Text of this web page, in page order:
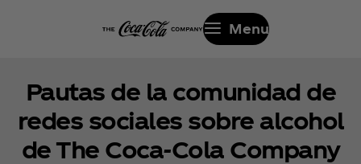
Menu
Pautas de la comunidad de
redes sociales sobre alcohol
de The Coca‑Cola Company